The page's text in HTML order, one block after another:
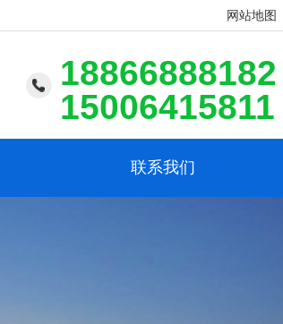
网站地图
18866888182
15006415811
联系我们